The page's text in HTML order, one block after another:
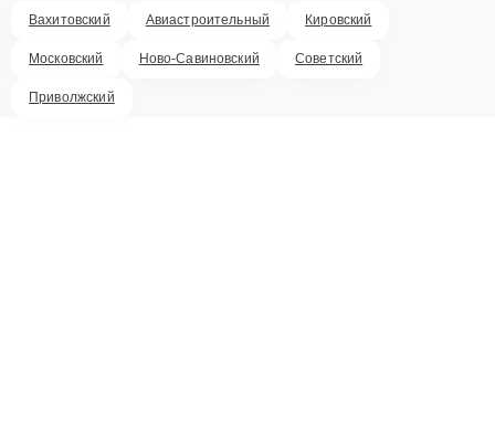
Вахитовский Авиастроительный Кировский
Московский Ново-Савиновский Советский
Приволжский